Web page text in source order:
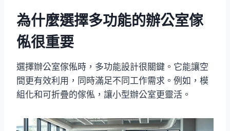
為什麼選擇多功能的辦公室傢
俬很重要
選擇辦公室傢俬時，多功能設計很關鍵。它能讓空
間更有效利用，同時滿足不同工作需求。例如，模
組化和可折疊的傢俬，讓小型辦公室更靈活。